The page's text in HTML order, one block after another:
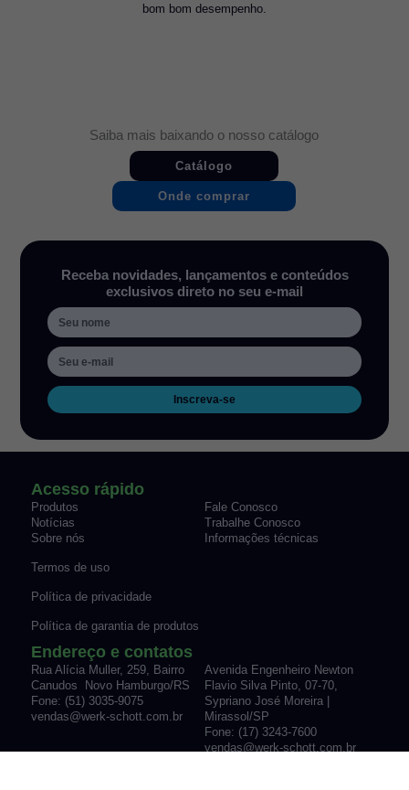
bom bom desempenho.
Saiba mais baixando o nosso catálogo
Catálogo
Onde comprar
Receba novidades, lançamentos e conteúdos
exclusivos direto no seu e-mail
Inscreva-se
Acesso rápido
Produtos
Fale Conosco
Notícias
Trabalhe Conosco
Sobre nós
Informações técnicas
Termos de uso
Política de privacidade
Política de garantia de produtos
Endereço e contatos
Rua Alícia Muller, 259, Bairro
Canudos Novo Hamburgo/RS
Fone: (51) 3035-9075
vendas@werk-schott.com.br
Avenida Engenheiro Newton
Flavio Silva Pinto, 07-70,
Sypriano José Moreira |
Mirassol/SP
Fone: (17) 3243-7600
vendas@werk-schott.com.br